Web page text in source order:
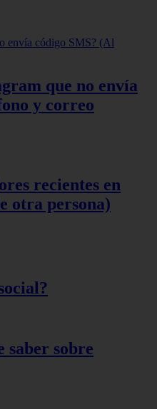
que no envía
y correo
recientes en
otra persona)
saber sobre